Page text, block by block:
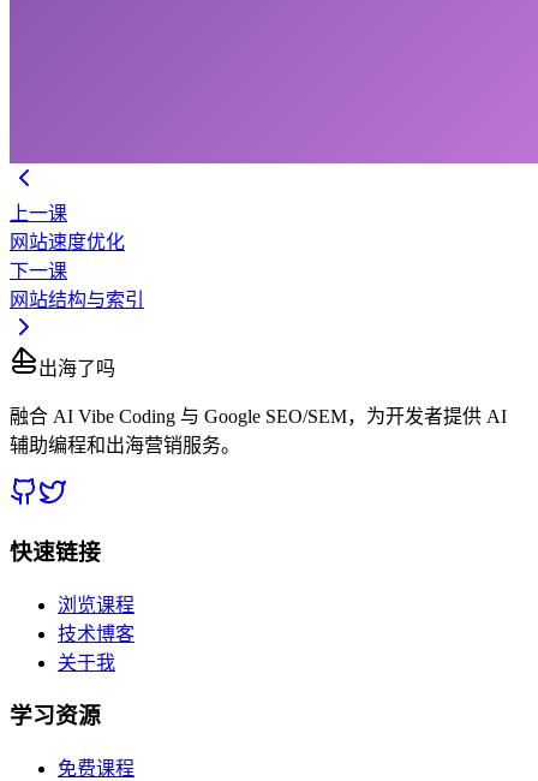
上一课
网站速度优化
下一课
网站结构与索引
出海了吗
融合 AI Vibe Coding 与 Google SEO/SEM，为开发者提供 AI
辅助编程和出海营销服务。
快速链接
浏览课程
技术博客
关于我
学习资源
免费课程